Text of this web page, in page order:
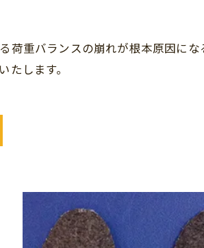
荷重バランスの崩れが根本原因にな
たします。